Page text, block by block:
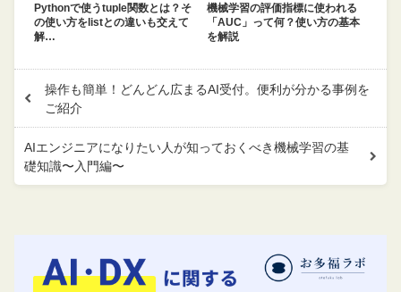
Pythonで使うtuple関数とは？そ
の使い方をlistとの違いも交えて
解…
機械学習の評価指標に使われる
「AUC」って何？使い方の基本
を解説
操作も簡単！どんどん広まるAI受付。便利が分かる事例を
ご紹介
AIエンジニアになりたい人が知っておくべき機械学習の基
礎知識〜入門編〜